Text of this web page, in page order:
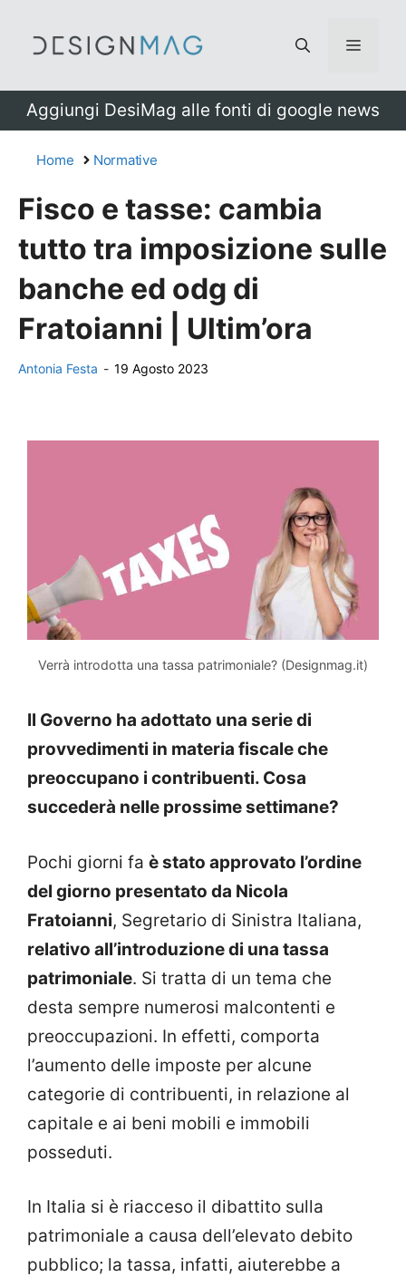
Menu
Aggiungi DesiMag alle fonti di google news
Home Normative
Fisco e tasse: cambia
tutto tra imposizione sulle
banche ed odg di
Fratoianni | Ultim’ora
Antonia Festa - 19 Agosto 2023
Verrà introdotta una tassa patrimoniale? (Designmag.it)
Il Governo ha adottato una serie di
provvedimenti in materia fiscale che
preoccupano i contribuenti. Cosa
succederà nelle prossime settimane?
Pochi giorni fa è stato approvato l’ordine
del giorno presentato da Nicola
Fratoianni, Segretario di Sinistra Italiana,
relativo all’introduzione di una tassa
patrimoniale. Si tratta di un tema che
desta sempre numerosi malcontenti e
preoccupazioni. In effetti, comporta
l’aumento delle imposte per alcune
categorie di contribuenti, in relazione al
capitale e ai beni mobili e immobili
posseduti.
In Italia si è riacceso il dibattito sulla
patrimoniale a causa dell’elevato debito
pubblico; la tassa, infatti, aiuterebbe a